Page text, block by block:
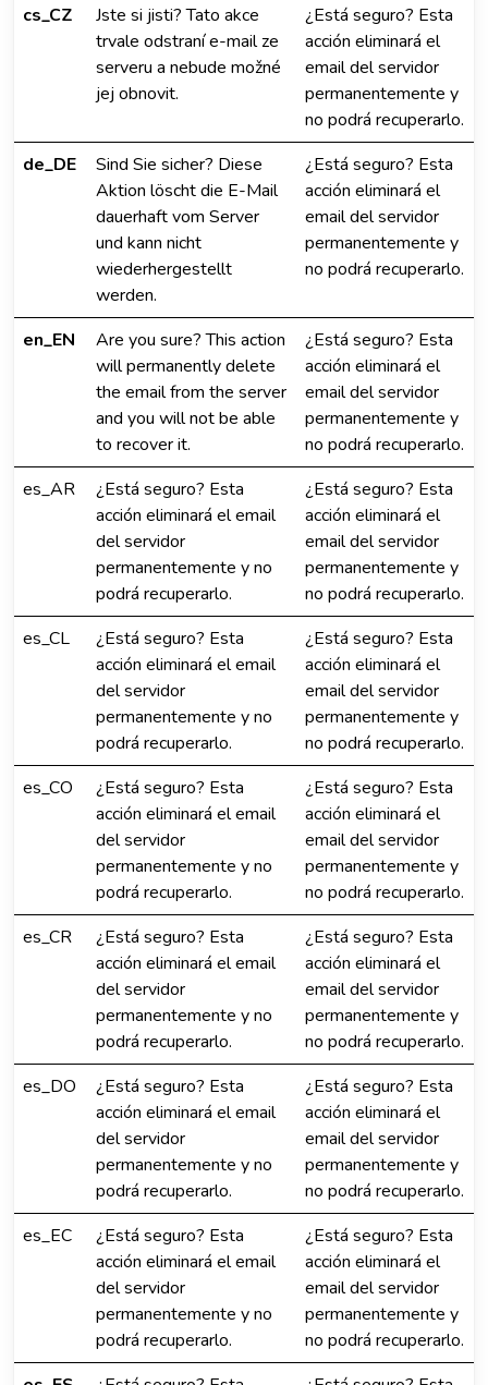
cs_CZ
Jste si jisti? Tato akce
trvale odstraní e-mail ze
serveru a nebude možné
jej obnovit.
¿Está seguro? Esta
acción eliminará el
email del servidor
permanentemente y
no podrá recuperarlo.
de_DE
Sind Sie sicher? Diese
Aktion löscht die E-Mail
dauerhaft vom Server
und kann nicht
wiederhergestellt
werden.
¿Está seguro? Esta
acción eliminará el
email del servidor
permanentemente y
no podrá recuperarlo.
en_EN
Are you sure? This action
will permanently delete
the email from the server
and you will not be able
to recover it.
¿Está seguro? Esta
acción eliminará el
email del servidor
permanentemente y
no podrá recuperarlo.
es_AR
¿Está seguro? Esta
acción eliminará el email
del servidor
permanentemente y no
podrá recuperarlo.
¿Está seguro? Esta
acción eliminará el
email del servidor
permanentemente y
no podrá recuperarlo.
es_CL
¿Está seguro? Esta
acción eliminará el email
del servidor
permanentemente y no
podrá recuperarlo.
¿Está seguro? Esta
acción eliminará el
email del servidor
permanentemente y
no podrá recuperarlo.
es_CO
¿Está seguro? Esta
acción eliminará el email
del servidor
permanentemente y no
podrá recuperarlo.
¿Está seguro? Esta
acción eliminará el
email del servidor
permanentemente y
no podrá recuperarlo.
es_CR
¿Está seguro? Esta
acción eliminará el email
del servidor
permanentemente y no
podrá recuperarlo.
¿Está seguro? Esta
acción eliminará el
email del servidor
permanentemente y
no podrá recuperarlo.
es_DO
¿Está seguro? Esta
acción eliminará el email
del servidor
permanentemente y no
podrá recuperarlo.
¿Está seguro? Esta
acción eliminará el
email del servidor
permanentemente y
no podrá recuperarlo.
es_EC
¿Está seguro? Esta
acción eliminará el email
del servidor
permanentemente y no
podrá recuperarlo.
¿Está seguro? Esta
acción eliminará el
email del servidor
permanentemente y
no podrá recuperarlo.